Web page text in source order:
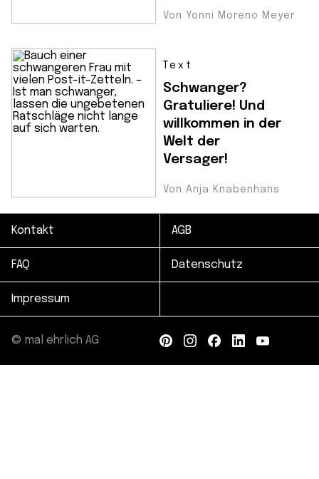
Von Yonni Moreno Meyer
Text
Schwanger?
Gratuliere! Und
willkommen in der
Welt der
Versager!
Von Anja Knabenhans
Kontakt AGB
FAQ Datenschutz
Impressum
© mal ehrlich AG